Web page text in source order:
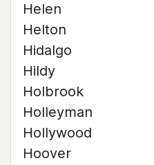
Helen
Helton
Hidalgo
Hildy
Holbrook
Holleyman
Hollywood
Hoover